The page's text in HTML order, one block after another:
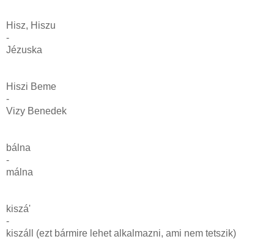
Hisz, Hiszu
-
Jézuska
Hiszi Beme
-
Vizy Benedek
bálna
-
málna
kiszá'
-
kiszáll (ezt bármire lehet alkalmazni, ami nem tetszik)